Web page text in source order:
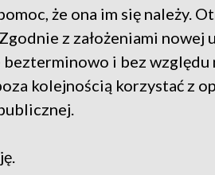
że ona im się należy.
z założeniami
bezterminowo i bez
kolejnością korzystać z